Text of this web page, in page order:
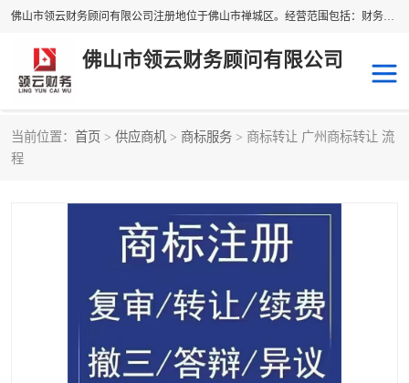
佛山市领云财务顾问有限公司注册地位于佛山市禅城区。经营范围包括：财务咨询，税务服务，企业管理咨询，信息咨询服务，法律咨询顾问，商务代理代办等服务；主要项目有：代理记账，旧账账务处理，疑难账务处理，建账审账；纳税申报，网上申请发票，企业税务分析、审查与评估；注册个体工商户，注册公司，公司注销；企业名称、地址、法人、股东、经营范围、营业期限等资料变更；商标注册、商标转让。财税审计、税务咨询、公司年审。
佛山市领云财务顾问有限公司
当前位置： 首页 > 供应商机 > 商标服务 > 商标转让 广州商标转让 流
程
代理记账 税务筹划
进出口经营权